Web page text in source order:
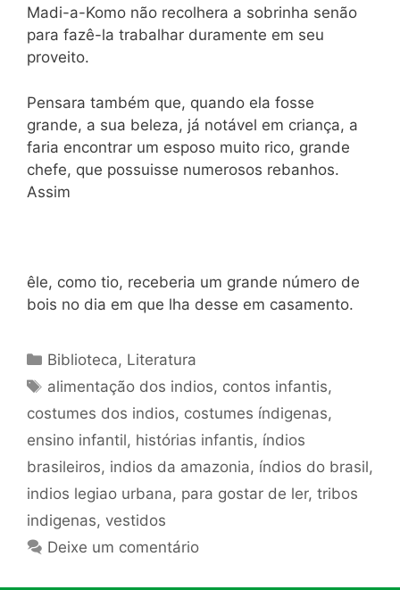
Madi-a-Komo não recolhera a sobrinha senão
para fazê-la trabalhar duramente em seu
proveito.
Pensara também que, quando ela fosse
grande, a sua beleza, já notável em criança, a
faria encontrar um esposo muito rico, grande
chefe, que possuisse numerosos rebanhos.
Assim
êle, como tio, receberia um grande número de
bois no dia em que lha desse em casamento.
Categorias
Biblioteca, Literatura
Tags
alimentação dos indios, contos infantis,
costumes dos indios, costumes índigenas,
ensino infantil, histórias infantis, índios
brasileiros, indios da amazonia, índios do brasil,
indios legiao urbana, para gostar de ler, tribos
indigenas, vestidos
Deixe um comentário